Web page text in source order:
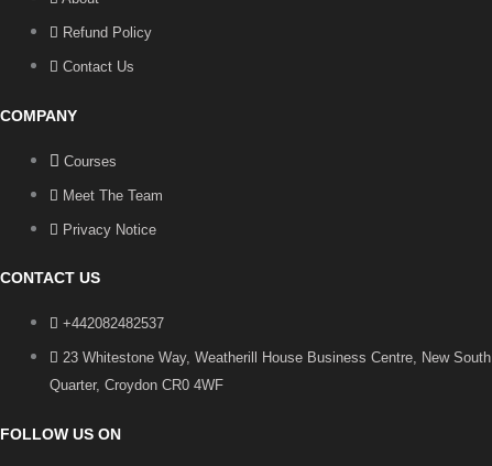
Refund Policy
Contact Us
COMPANY
Courses
Meet The Team
Privacy Notice
CONTACT US
+442082482537
23 Whitestone Way, Weatherill House Business Centre, New South
Quarter, Croydon CR0 4WF
FOLLOW US ON